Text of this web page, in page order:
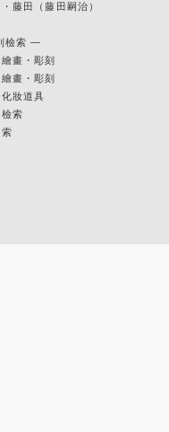
藤田（藤田嗣治）
檢索 —
畫・彫刻
畫・彫刻
妝道具
索